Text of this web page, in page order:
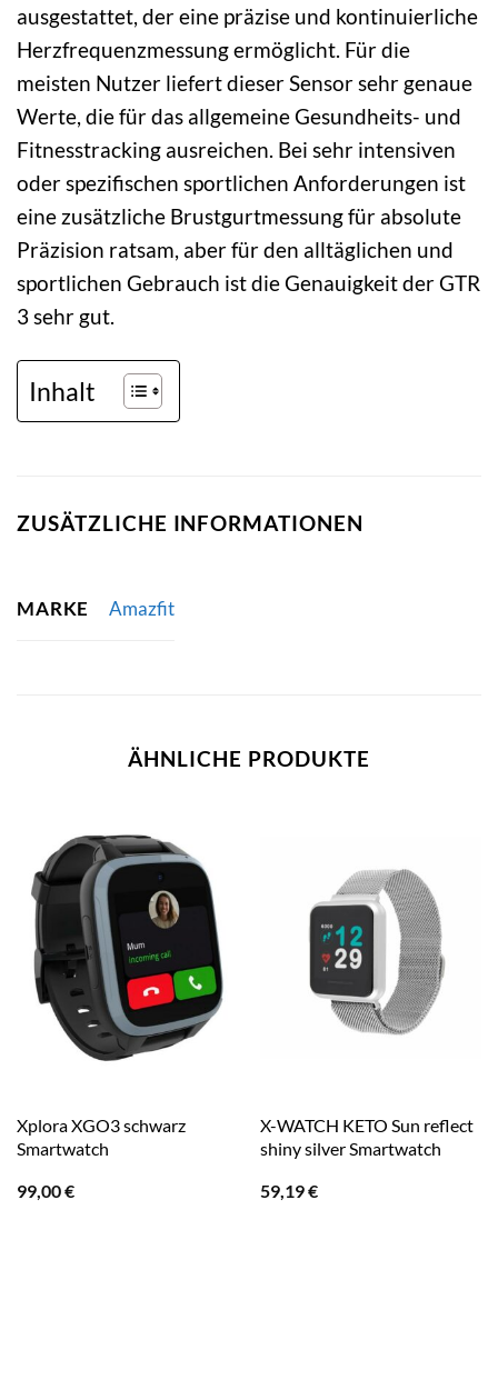
ausgestattet, der eine präzise und kontinuierliche
Herzfrequenzmessung ermöglicht. Für die
meisten Nutzer liefert dieser Sensor sehr genaue
Werte, die für das allgemeine Gesundheits- und
Fitnesstracking ausreichen. Bei sehr intensiven
oder spezifischen sportlichen Anforderungen ist
eine zusätzliche Brustgurtmessung für absolute
Präzision ratsam, aber für den alltäglichen und
sportlichen Gebrauch ist die Genauigkeit der GTR
3 sehr gut.
Inhalt
ZUSÄTZLICHE INFORMATIONEN
MARKE Amazfit
ÄHNLICHE PRODUKTE
Xplora XGO3 schwarz
Smartwatch
99,00€
X-WATCH KETO Sun reflect
shiny silver Smartwatch
59,19€